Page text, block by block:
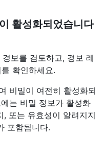
활성화되었습니다
보를 검토하고, 경보 레
확인하세요.
비밀이 여전히 활성화되
는 비밀 정보가 활성화
, 또는 유효성이 알려지지
포함됩니다.